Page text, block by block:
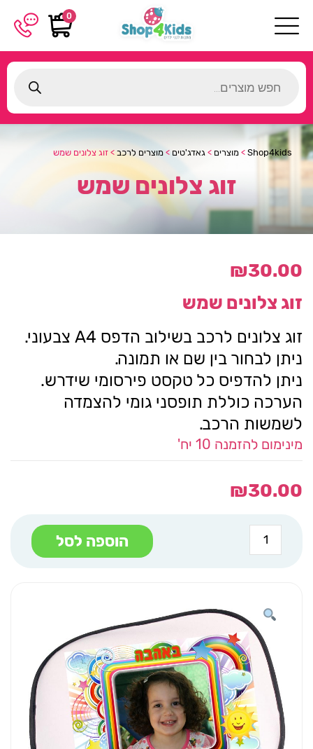
0
search
Shop4kids
> מוצרים > גאדג'טים > מוצרים לרכב > זוג צלונים שמש
זוג צלונים שמש
₪30.00
זוג צלונים שמש
זוג צלונים לרכב בשילוב הדפס A4 צבעוני.
ניתן לבחור בין שם או תמונה.
ניתן להדפיס כל טקסט פירסומי שידרש.
הערכה כוללת תופסני גומי להצמדה
לשמשות הרכב.
מינימום להזמנה 10 יח'
₪30.00
כמות
של
זוג
הוספה לסל